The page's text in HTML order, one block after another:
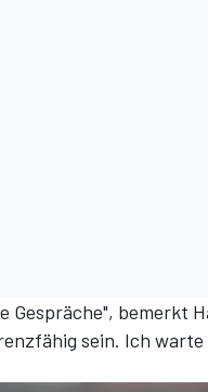
bemerkt
sein. Ich